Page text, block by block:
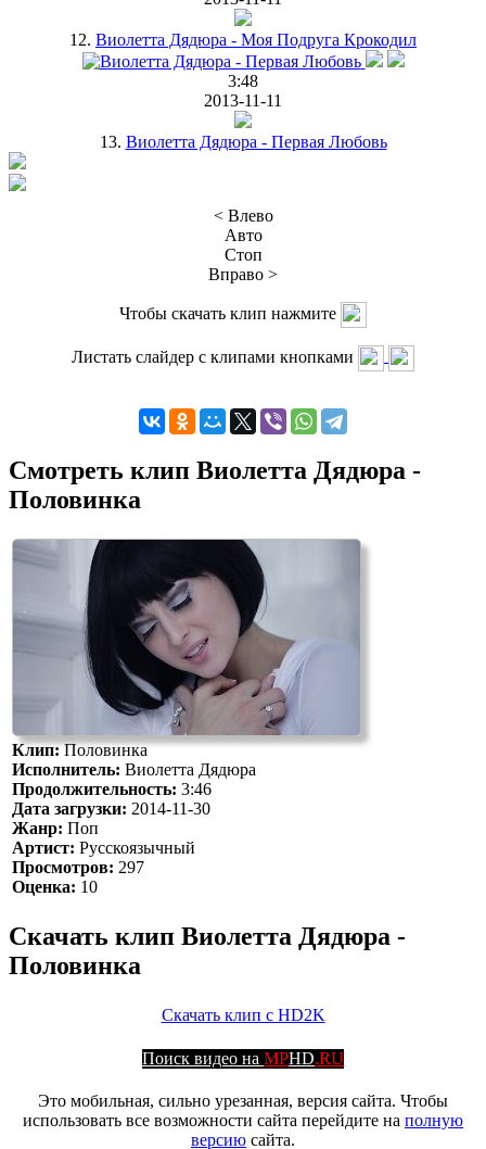
12. Виолетта Дядюра - Моя Подруга Крокодил
3:48
2013-11-11
13. Виолетта Дядюра - Первая Любовь
< Влево
Авто
Стоп
Вправо >
Чтобы скачать клип нажмите
Листать слайдер с клипами кнопками
Смотреть клип Виолетта Дядюра -
Половинка
Клип:Половинка
Исполнитель: Виолетта Дядюра
Продолжительность: 3:46
Дата загрузки: 2014-11-30
Жанр: Поп
Артист: Русскоязычный
Просмотров: 297
Оценка: 10
Скачать клип Виолетта Дядюра -
Половинка
Скачать клип с HD2K
Поиск видео на MPHD.RU
Это мобильная, сильно урезанная, версия сайта. Чтобы
использовать все возможности сайта перейдите на полную
версию сайта.